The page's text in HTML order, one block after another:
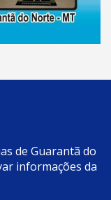
de Guarantã do
informações da